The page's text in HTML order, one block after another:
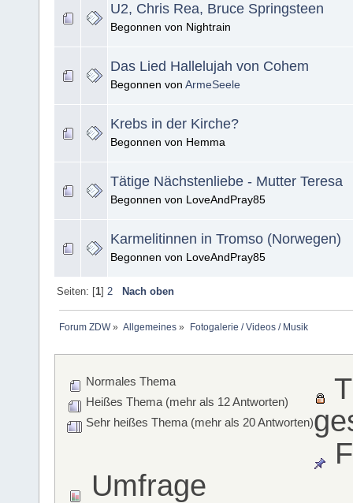
U2, Chris Rea, Bruce Springsteen
Begonnen von Nightrain
Das Lied Hallelujah von Cohem
Begonnen von ArmeSeele
Krebs in der Kirche?
Begonnen von Hemma
Tätige Nächstenliebe - Mutter Teresa
Begonnen von LoveAndPray85
Karmelitinnen in Tromso (Norwegen)
Begonnen von LoveAndPray85
Seiten: [1] 2 Nach oben
Forum ZDW» Allgemeines » Fotogalerie / Videos / Musik
Normales Thema
Heißes Thema (mehr als 12 Antworten)
Sehr heißes Thema (mehr als 20 Antworten)
Umfrage